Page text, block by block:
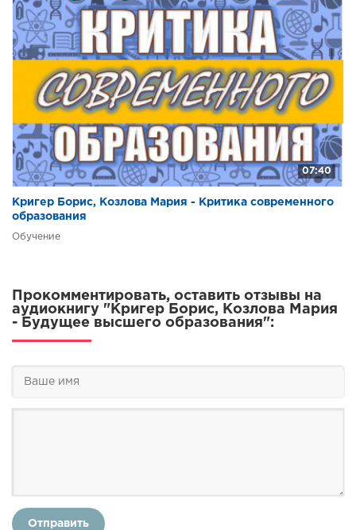
07:40
Кригер Борис, Козлова Мария - Критика современного
образования
Обучение
Прокомментировать, оставить отзывы на
аудиокнигу "Кригер Борис, Козлова Мария
- Будущее высшего образования":
Отправить